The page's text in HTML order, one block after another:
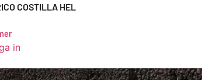
COSTILLA HEL
in